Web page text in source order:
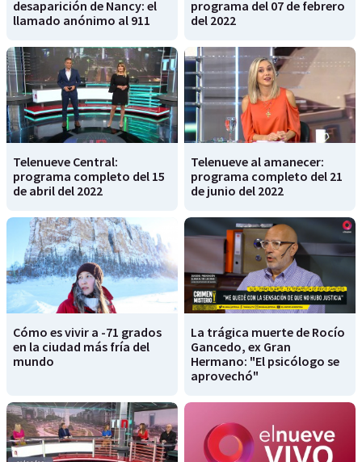
desaparición de Nancy: el
llamado anónimo al 911
programa del 07 de febrero
del 2022
Telenueve Central:
programa completo del 15
de abril del 2022
Telenueve al amanecer:
programa completo del 21
de junio del 2022
Cómo es vivir a -71 grados
en la ciudad más fría del
mundo
La trágica muerte de Rocío
Gancedo, ex Gran
Hermano: "El psicólogo se
aprovechó"